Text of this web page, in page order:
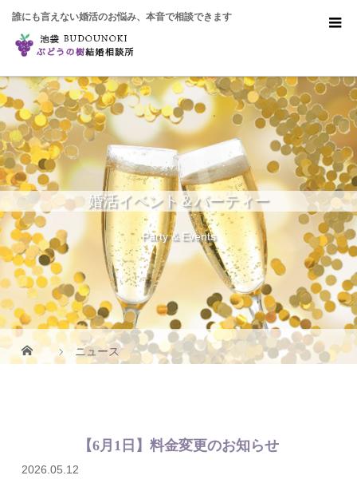
誰にも言えない婚活のお悩み、本音で相談できます
婚活イベント＆パーティー
Party & Events
ニュース
【6月1日】料金変更のお知らせ
2026.05.12